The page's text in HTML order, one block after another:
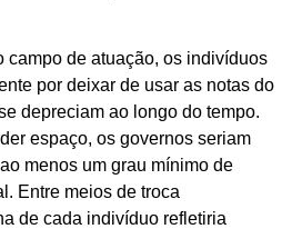
campo de atuação, os indivíduos
por deixar de usar as notas do
depreciam ao longo do tempo.
espaço, os governos seriam
menos um grau mínimo de
Entre meios de troca
de cada indivíduo refletiria